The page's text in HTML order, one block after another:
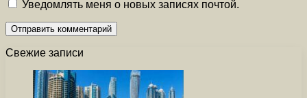
Уведомлять меня о новых записях почтой.
Свежие записи